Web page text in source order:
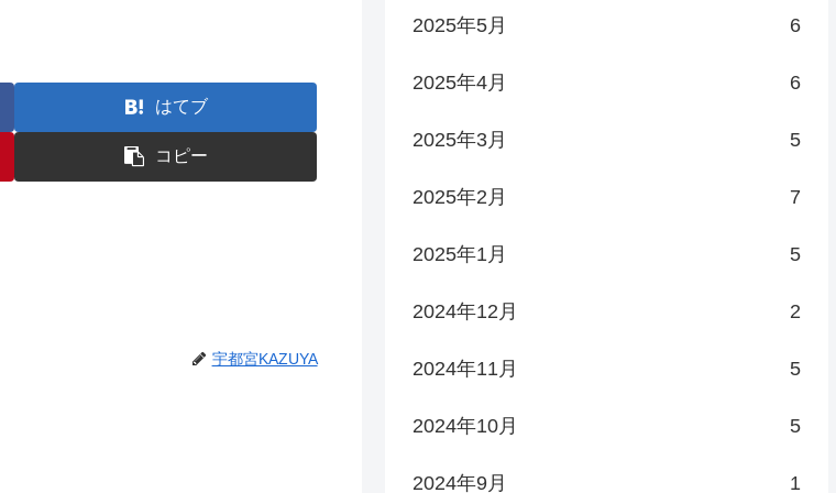
はてブ
コピー
宇都宮KAZUYA
2025年5月 6
2025年4月 6
2025年3月 5
2025年2月 7
2025年1月 5
2024年12月 2
2024年11月 5
2024年10月 5
2024年9月 1